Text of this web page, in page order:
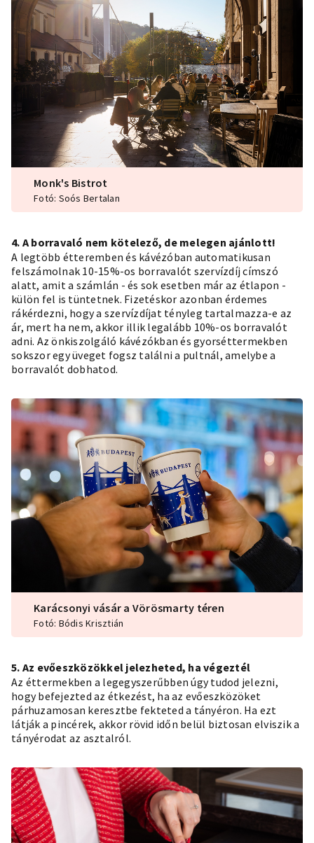
Monk's Bistrot
Fotó: Soós Bertalan
4. A borravaló nem kötelező, de melegen ajánlott!
A legtöbb étteremben és kávézóban automatikusan
felszámolnak 10-15%-os borravalót szervízdíj címszó
alatt, amit a számlán - és sok esetben már az étlapon -
külön fel is tüntetnek. Fizetéskor azonban érdemes
rákérdezni, hogy a szervízdíjat tényleg tartalmazza-e az
ár, mert ha nem, akkor illik legalább 10%-os borravalót
adni. Az önkiszolgáló kávézókban és gyorséttermekben
sokszor egy üveget fogsz találni a pultnál, amelybe a
borravalót dobhatod.
Karácsonyi vásár a Vörösmarty téren
Fotó: Bódis Krisztián
5. Az evőeszközökkel jelezheted, ha végeztél
Az éttermekben a legegyszerűbben úgy tudod jelezni,
hogy befejezted az étkezést, ha az evőeszközöket
párhuzamosan keresztbe fekteted a tányéron. Ha ezt
látják a pincérek, akkor rövid időn belül biztosan elviszik a
tányérodat az asztalról.